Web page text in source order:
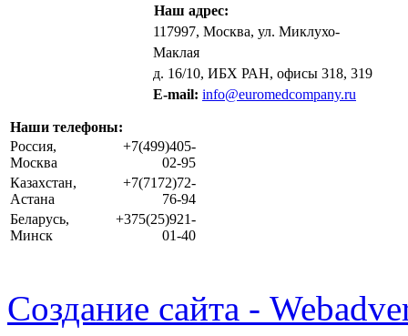
Наш адрес:
117997, Москва, ул. Миклухо-
Маклая
д. 16/10, ИБХ РАН, офисы 318, 319
E-mail: info@euromedcompany.ru
Наши телефоны:
Россия,
Москва
+7(499)405-
02-95
Казахстан,
Астана
+7(7172)72-
76-94
Беларусь,
Минск
+375(25)921-
01-40
Создание сайта -